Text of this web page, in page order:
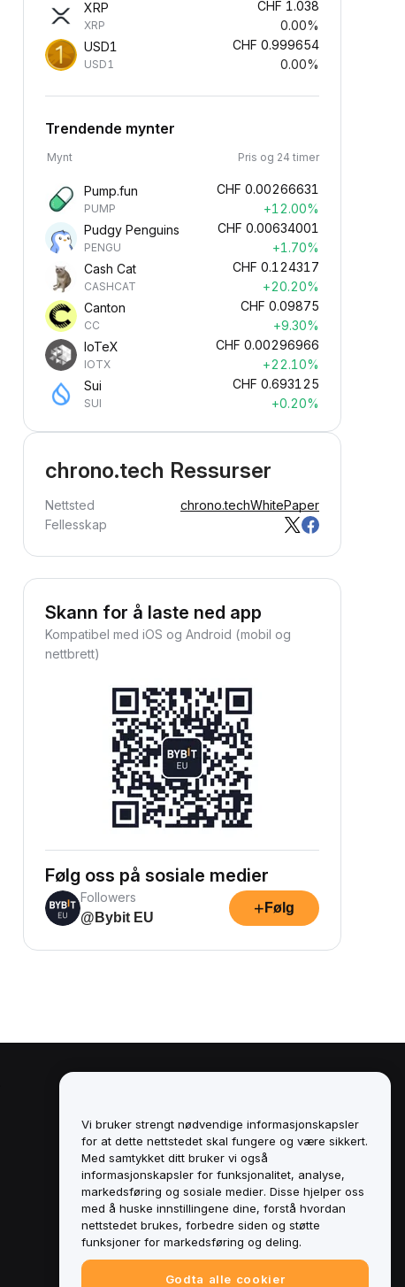
XRP
XRP
CHF 1.038
0.00%
USD1
USD1
CHF 0.999654
0.00%
Trendende mynter
Mynt Pris og 24 timer
Pump.fun
PUMP
CHF 0.00266631
+12.00%
Pudgy Penguins
PENGU
CHF 0.00634001
+1.70%
Cash Cat
CASHCAT
CHF 0.124317
+20.20%
Canton
CC
CHF 0.09875
+9.30%
IoTeX
IOTX
CHF 0.00296966
+22.10%
Sui
SUI
CHF 0.693125
+0.20%
chrono.tech Ressurser
Nettsted chrono.techWhitePaper
Fellesskap
Skann for å laste ned app
Kompatibel med iOS og Android (mobil og
nettbrett)
Følg oss på sosiale medier
Followers
@Bybit EU
+ Følg
Retningslinjer for
interessekonflikter
Sammendrag av retningslinjene for
oppbevaring og administrasjon
ESG-informasjon
Crypto-Asset White Papers
Vi bruker strengt nødvendige informasjonskapsler
for at dette nettstedet skal fungere og være sikkert.
Med samtykket ditt bruker vi også
informasjonskapsler for funksjonalitet, analyse,
markedsføring og sosiale medier. Disse hjelper oss
med å huske innstillingene dine, forstå hvordan
nettstedet brukes, forbedre siden og støtte
funksjoner for markedsføring og deling.
Godta alle cookier